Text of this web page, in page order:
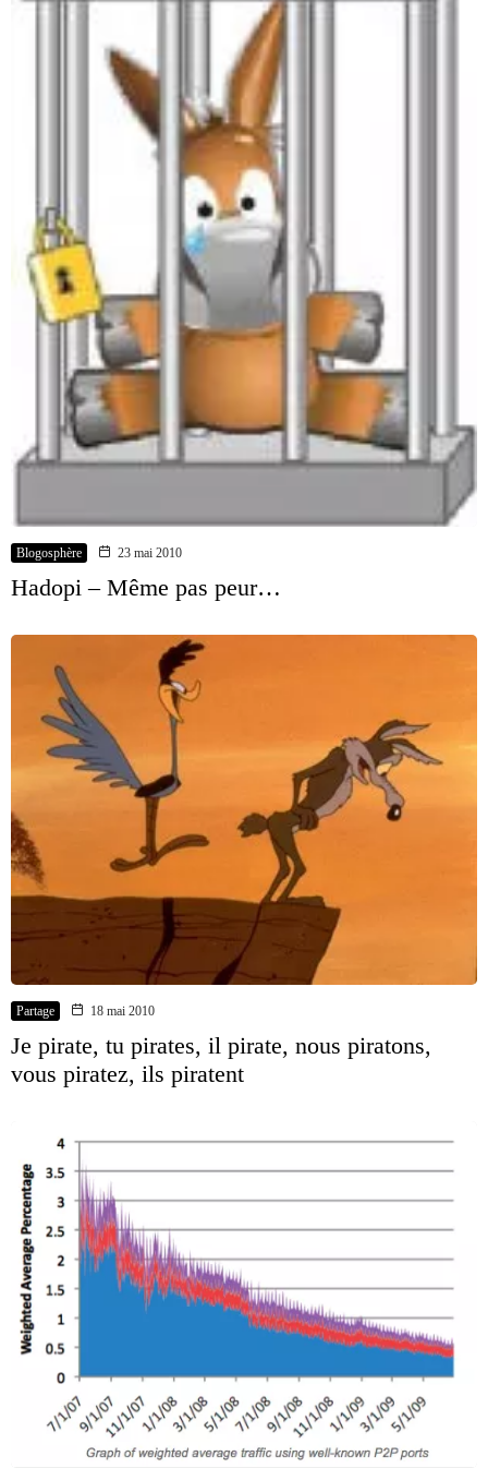
Blogosphère 23 mai 2010
Hadopi – Même pas peur…
Partage 18 mai 2010
Je pirate, tu pirates, il pirate, nous piratons,
vous piratez, ils piratent